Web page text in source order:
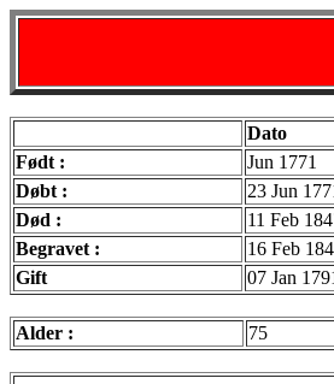
Dato
Født :
Jun 1771
Døbt :
23 Jun
Død :
11 Feb
Begravet :
16 Feb
Gift
07 Jan
Alder : 75